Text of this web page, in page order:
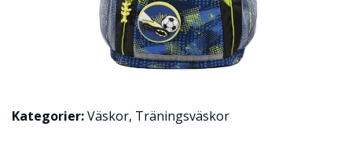
Kategorier:Väskor, Träningsväskor